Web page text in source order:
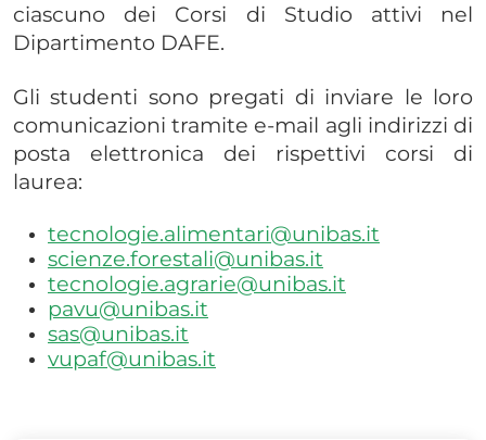
ciascuno dei Corsi di Studio attivi nel
Dipartimento DAFE.
Gli studenti sono pregati di inviare le loro
comunicazioni tramite e-mail agli indirizzi di
posta elettronica dei rispettivi corsi di
laurea:
tecnologie.alimentari@unibas.it
scienze.forestali@unibas.it
tecnologie.agrarie@unibas.it
pavu@unibas.it
sas@unibas.it
vupaf@unibas.it